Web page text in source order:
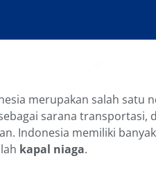
merupakan salah satu
sarana
Indonesia memiliki
kapal niaga.